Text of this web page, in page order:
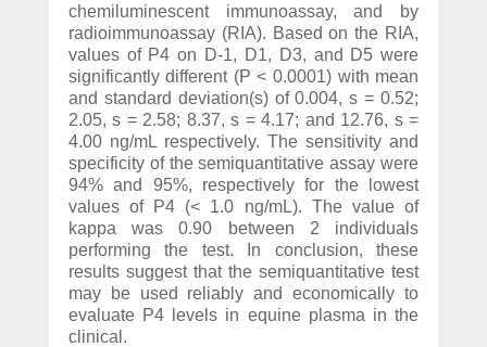
chemiluminescent immunoassay, and by
radioimmunoassay (RIA). Based on the RIA,
values of P4 on D-1, D1, D3, and D5 were
significantly different (P < 0.0001) with mean
and standard deviation(s) of 0.004, s = 0.52;
2.05, s = 2.58; 8.37, s = 4.17; and 12.76, s =
4.00 ng/mL respectively. The sensitivity and
specificity of the semiquantitative assay were
94% and 95%, respectively for the lowest
values of P4 (< 1.0 ng/mL). The value of
kappa was 0.90 between 2 individuals
performing the test. In conclusion, these
results suggest that the semiquantitative test
may be used reliably and economically to
evaluate P4 levels in equine plasma in the
clinical.